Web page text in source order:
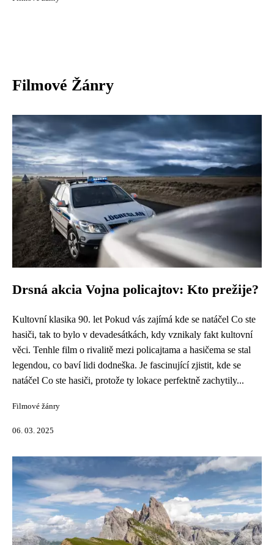
Filmové Žánry
Drsná akcia Vojna policajtov: Kto prežije?
Kultovní klasika 90. let Pokud vás zajímá kde se natáčel Co ste
hasiči, tak to bylo v devadesátkách, kdy vznikaly fakt kultovní
věci. Tenhle film o rivalitě mezi policajtama a hasičema se stal
legendou, co baví lidi dodneška. Je fascinující zjistit, kde se
natáčel Co ste hasiči, protože ty lokace perfektně zachytily...
Filmové žánry
06. 03. 2025